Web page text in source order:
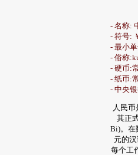
- 名称:
- 符号:
- 最小
- 俗称
- 硬币:
- 纸币:
- 中央
人民
其正
Bi)。在
元的
每个工